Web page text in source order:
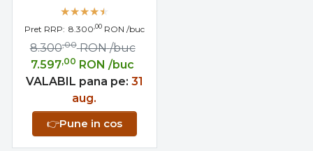
Pret RRP: 8.300,00 RON /buc
7.597,00 RON /buc
8.300,00 RON /buc
VALABIL pana pe: 31
aug.
👉Pune in cos